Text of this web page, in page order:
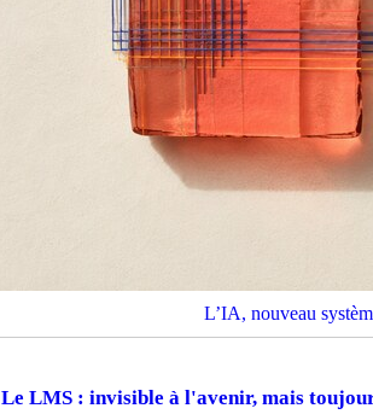
L’IA, nouveau
Le LMS : invisible à l'avenir, mais